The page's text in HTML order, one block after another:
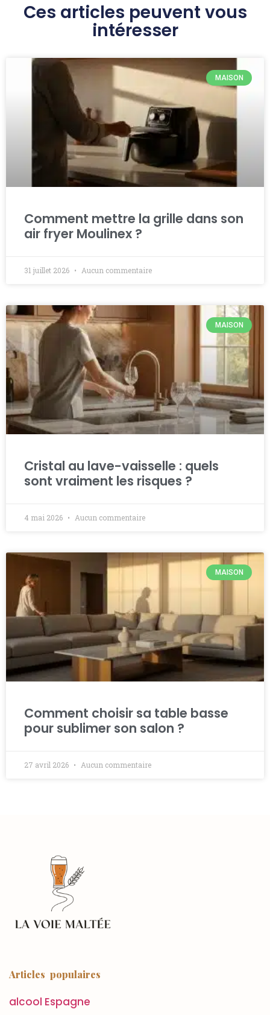
Ces articles peuvent vous
intéresser
MAISON
Comment mettre la grille dans son
air fryer Moulinex ?
31 juillet 2026 Aucun commentaire
MAISON
Cristal au lave-vaisselle : quels
sont vraiment les risques ?
4 mai 2026 Aucun commentaire
MAISON
Comment choisir sa table basse
pour sublimer son salon ?
27 avril 2026 Aucun commentaire
Articles populaires
alcool Espagne